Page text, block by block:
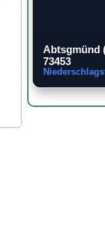
Abtsgmünd
73453